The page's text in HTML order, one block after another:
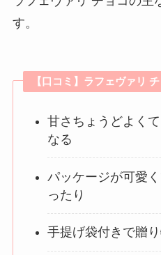
す。
【口コミ】ラフェヴァリ
甘さちょうどよく
なる
パッケージが可愛
ったり
手提げ袋付きで贈